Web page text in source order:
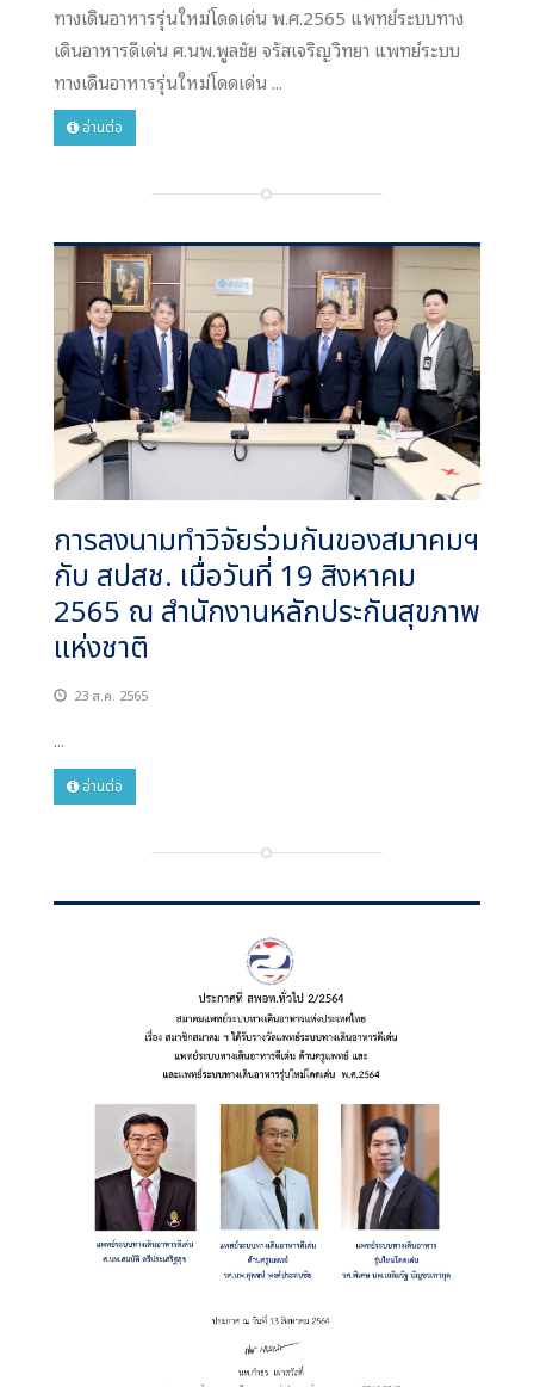
ทางเดินอาหารรุ่นใหม่โดดเด่น พ.ศ.2565 แพทย์ระบบทาง
เดินอาหารดีเด่น ศ.นพ.พูลชัย จรัสเจริญวิทยา แพทย์ระบบ
ทางเดินอาหารรุ่นใหม่โดดเด่น ...
อ่านต่อ
การลงนามทำวิจัยร่วมกันของสมาคมฯ
กับ สปสช. เมื่อวันที่ 19 สิงหาคม
2565 ณ สำนักงานหลักประกันสุขภาพ
แห่งชาติ
23 ส.ค. 2565
...
อ่านต่อ